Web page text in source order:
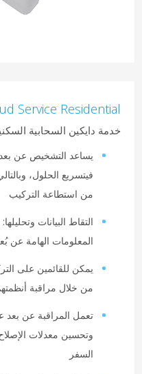
Service Residential
خدمة دايكين السحابية
يساعد التشخيص عن
فيتسريع الحلول،
من استطاعة التركيب
التقاط البيانات
المعلومات الهامة عن
يمكن للقائمين على
من خلال مراقبة
تعمل المراقبة عن بعد
وتحسين معدلات
السفر